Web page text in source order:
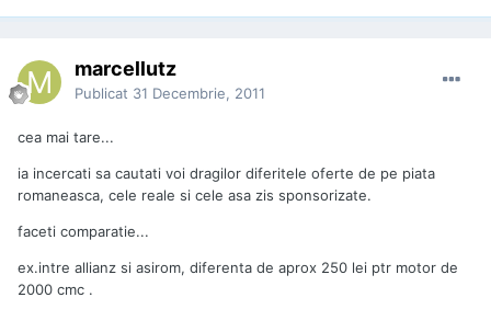
marcellutz
Publicat 31 Decembrie, 2011
cea mai tare...
ia incercati sa cautati voi dragilor diferitele oferte de pe piata
romaneasca, cele reale si cele asa zis sponsorizate.
faceti comparatie...
ex.intre allianz si asirom, diferenta de aprox 250 lei ptr motor de
2000 cmc .